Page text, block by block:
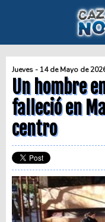
Jueves - 14 de Mayo de
Un hombre
falleció en
centro